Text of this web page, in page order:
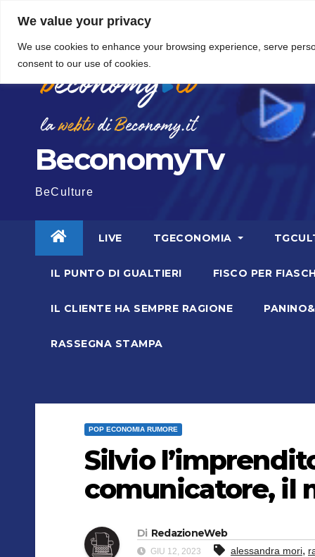
We value your privacy
We use cookies to enhance your browsing experience, serve
consent to our use of cookies.
contenuto
5 Agosto 2026 16:04
BeconomyTv
BeCulture
LIVE TGECONOMIA
IL PUNTO DI GUALTIERI FISCO PER
IL CLIENTE HA SEMPRE RAGIONE
RASSEGNA STAMPA
POP ECONOMIA RUMORE
Silvio
comunicatore, il
Di RedazioneWeb
GIU 12, 2023 alessandra mori,